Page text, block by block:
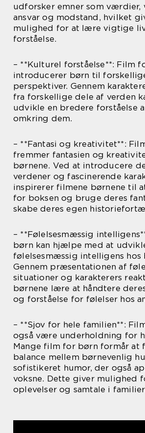
udforsker emner som værdier,
ansvar og modstand, hvilket
mulighed for at lære vigtige
forståelse.
– **Kulturel forståelse**: Film
introducerer børn til
perspektiver. Gennem
fra forskellige dele af verden
udvikle en bredere forståelse
omkring dem.
– **Fantasi og kreativitet**:
fremmer fantasien og
børnene. Ved at introducere
verdener og fascinerende
inspirerer filmene børnene til
for boksen og bruge deres
skabe deres egen
– **Følelsesmæssig
børn kan hjælpe med at
følelsesmæssig intelligens hos
Gennem præsentationen af
situationer og karakterers
børnene lære at håndtere
og forståelse for følelser hos
– **Sjov for hele familien**:
også være underholdning for
Mange film for børn formår at
balance mellem børnevenlig
sofistikeret humor, der også
voksne. Dette giver mulighed
oplevelser og samtale i